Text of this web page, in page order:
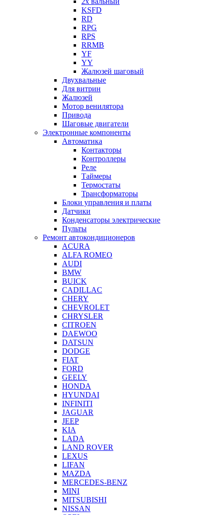
KSFD
RD
RPG
RPS
RRMB
YF
YY
Жалюзей шаговый
Двухвальные
Для витрин
Жалюзей
Мотор венилятора
Привода
Шаговые двигатели
Электронные компоненты
Автоматика
Контакторы
Контроллеры
Реле
Таймеры
Термостаты
Трансформаторы
Блоки управления и платы
Датчики
Конденсаторы электрические
Пульты
Ремонт автокондиционеров
ACURA
ALFA ROMEO
AUDI
BMW
BUICK
CADILLAC
CHERY
CHEVROLET
CHRYSLER
CITROEN
DAEWOO
DATSUN
DODGE
FIAT
FORD
GEELY
HONDA
HYUNDAI
INFINITI
JAGUAR
JEEP
KIA
LADA
LAND ROVER
LEXUS
LIFAN
MAZDA
MERCEDES-BENZ
MINI
MITSUBISHI
NISSAN